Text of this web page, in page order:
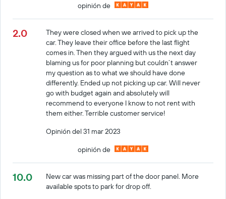
opinión de
2.0
They were closed when we arrived to pick up the
car. They leave their office before the last flight
comes in. Then they argued with us the next day
blaming us for poor planning but couldn’t answer
my question as to what we should have done
differently. Ended up not picking up car. Will never
go with budget again and absolutely will
recommend to everyone I know to not rent with
them either. Terrible customer service!
Opinión del 31 mar 2023
opinión de
10.0
New car was missing part of the door panel. More
available spots to park for drop off.